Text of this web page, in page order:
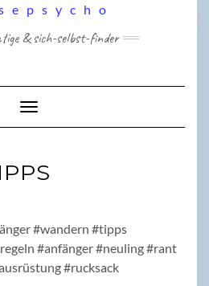
& sich-selbst-finder
Toggle Navigation